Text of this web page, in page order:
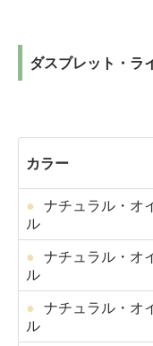
ダスブレット・ラ
カラー
● ナチュラル・オ
ル
● ナチュラル・オ
ル
● ナチュラル・オ
ル